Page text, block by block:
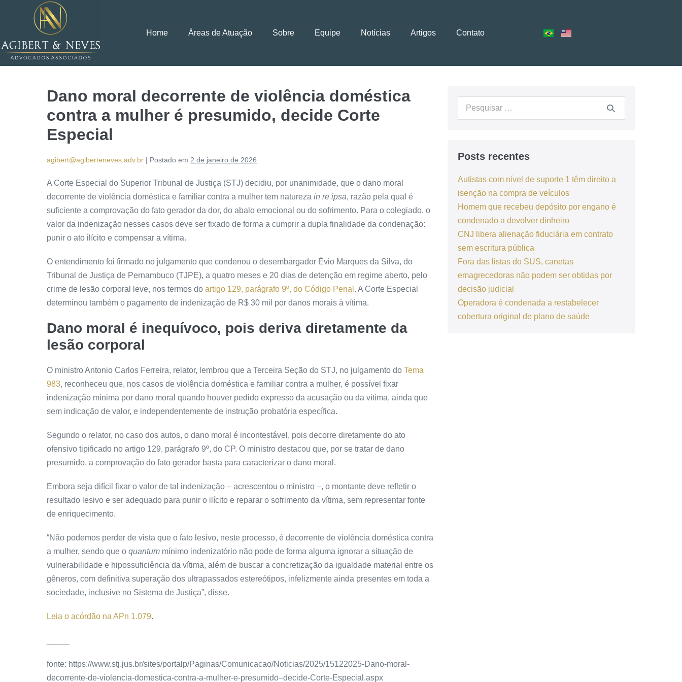
Home Áreas de Atuação Sobre Equipe Notícias Artigos Contato
Dano moral decorrente de violência doméstica
contra a mulher é presumido, decide Corte
Especial
agibert@agiberteneves.adv.br | Postado em 2 de janeiro de 2026
A Corte Especial do Superior Tribunal de Justiça (STJ) decidiu, por unanimidade, que o dano moral
decorrente de violência doméstica e familiar contra a mulher tem natureza in re ipsa, razão pela qual é
suficiente a comprovação do fato gerador da dor, do abalo emocional ou do sofrimento. Para o colegiado, o
valor da indenização nesses casos deve ser fixado de forma a cumprir a dupla finalidade da condenação:
punir o ato ilícito e compensar a vítima.
O entendimento foi firmado no julgamento que condenou o desembargador Évio Marques da Silva, do
Tribunal de Justiça de Pernambuco (TJPE), a quatro meses e 20 dias de detenção em regime aberto, pelo
crime de lesão corporal leve, nos termos do artigo 129, parágrafo 9º, do Código Penal . A Corte Especial
determinou também o pagamento de indenização de R$ 30 mil por danos morais à vítima.
Dano moral é inequívoco, pois deriva diretamente da
lesão corporal
O ministro Antonio Carlos Ferreira, relator, lembrou que a Terceira Seção do STJ, no julgamento do Tema
983, reconheceu que, nos casos de violência doméstica e familiar contra a mulher, é possível fixar
indenização mínima por dano moral quando houver pedido expresso da acusação ou da vítima, ainda que
sem indicação de valor, e independentemente de instrução probatória específica.
Segundo o relator, no caso dos autos, o dano moral é incontestável, pois decorre diretamente do ato
ofensivo tipificado no artigo 129, parágrafo 9º, do CP. O ministro destacou que, por se tratar de dano
presumido, a comprovação do fato gerador basta para caracterizar o dano moral.
Embora seja difícil fixar o valor de tal indenização – acrescentou o ministro –, o montante deve refletir o
resultado lesivo e ser adequado para punir o ilícito e reparar o sofrimento da vítima, sem representar fonte
de enriquecimento.
“Não podemos perder de vista que o fato lesivo, neste processo, é decorrente de violência doméstica contra
a mulher, sendo que o quantum mínimo indenizatório não pode de forma alguma ignorar a situação de
vulnerabilidade e hipossuficiência da vítima, além de buscar a concretização da igualdade material entre os
gêneros, com definitiva superação dos ultrapassados estereótipos, infelizmente ainda presentes em toda a
sociedade, inclusive no Sistema de Justiça”, disse.
Leia o acórdão na APn 1.079.
fonte: https://www.stj.jus.br/sites/portalp/Paginas/Comunicacao/Noticias/2025/15122025-Dano-moral-
decorrente-de-violencia-domestica-contra-a-mulher-e-presumido–decide-Corte-Especial.aspx
Posts recentes
Autistas com nível de suporte 1 têm direito a
isenção na compra de veículos
Homem que recebeu depósito por engano é
condenado a devolver dinheiro
CNJ libera alienação fiduciária em contrato
sem escritura pública
Fora das listas do SUS, canetas
emagrecedoras não podem ser obtidas por
decisão judicial
Operadora é condenada a restabelecer
cobertura original de plano de saúde